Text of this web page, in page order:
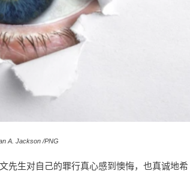
A. Jackson /PNG
先生对自己的罪行真心感到懊悔，也真诚地希